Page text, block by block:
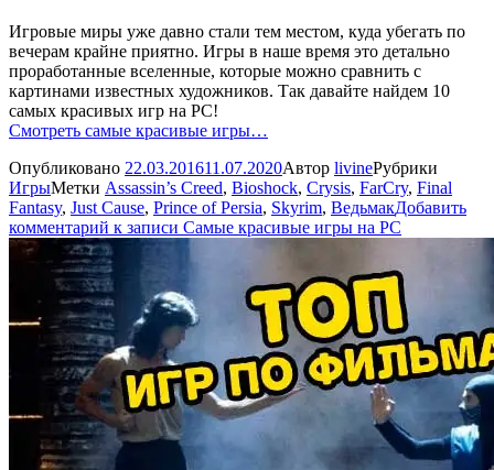
Игровые миры уже давно стали тем местом, куда убегать по
вечерам крайне приятно. Игры в наше время это детально
проработанные вселенные, которые можно сравнить с
картинами известных художников. Так давайте найдем 10
самых красивых игр на PC!
Смотреть самые красивые игры…
Опубликовано 22.03.201611.07.2020Автор livineРубрики
ИгрыМетки Assassin’s Creed, Bioshock, Crysis, FarСry, Final
Fantasy, Just Cause, Prince of Persia, Skyrim, ВедьмакДобавить
комментарий к записи Самые красивые игры на PC